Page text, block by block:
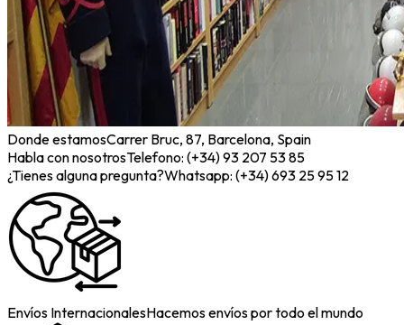
Donde estamosCarrer Bruc, 87, Barcelona, Spain
Habla con nosotrosTelefono: (+34) 93 207 53 85
¿Tienes alguna pregunta?Whatsapp: (+34) 693 25 95 12
Envíos InternacionalesHacemos envíos por todo el mundo